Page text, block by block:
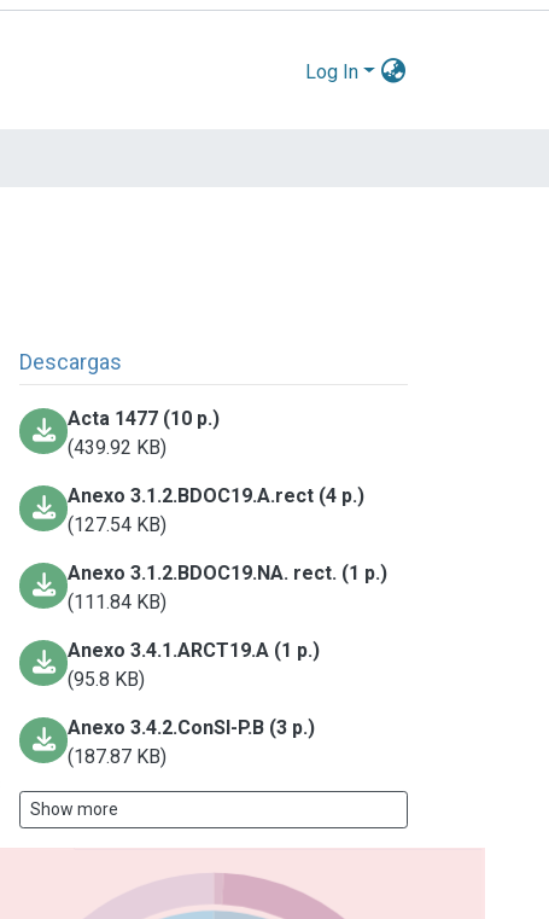
Log In
Descargas
Acta 1477 (10 p.)
(439.92 KB)
Anexo 3.1.2.BDOC19.A.rect (4 p.)
(127.54 KB)
Anexo 3.1.2.BDOC19.NA. rect. (1 p.)
(111.84 KB)
Anexo 3.4.1.ARCT19.A (1 p.)
(95.8 KB)
Anexo 3.4.2.ConSI-P.B (3 p.)
(187.87 KB)
Show more